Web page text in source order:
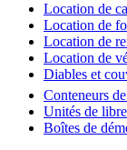
Location de
Location de
Location de
Location de
Diables et
Conteneurs
Unités de
Boîtes de